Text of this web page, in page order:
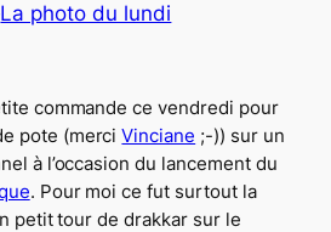
La photo du lundi
commande ce vendredi pour
pote (merciVinciane ;-)) sur un
à l’occasion du lancement du
. Pour moi ce fut surtout la
petit tour de drakkar sur le